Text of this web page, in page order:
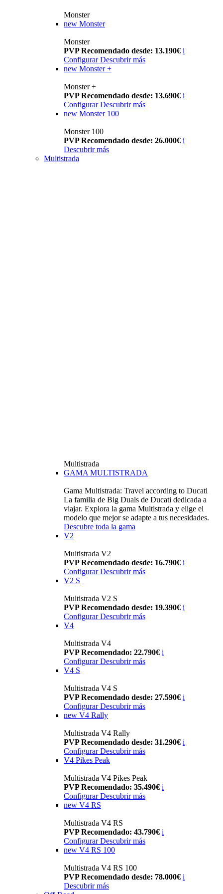
Monster
new Monster
Monster
PVP Recomendado desde: 13.190€ i
Configurar Descubrir más
new Monster +
Monster +
PVP Recomendado desde: 13.690€ i
Configurar Descubrir más
new Monster 100
Monster 100
PVP Recomendado desde: 26.000€ i
Descubrir más
Multistrada
Multistrada
GAMA MULTISTRADA
Gama Multistrada: Travel according to Ducati
La familia de Big Duals de Ducati dedicada a
viajar. Explora la gama Multistrada y elige el
modelo que mejor se adapte a tus necesidades.
Descubre toda la gama
V2
Multistrada V2
PVP Recomendado desde: 16.790€ i
Configurar Descubrir más
V2 S
Multistrada V2 S
PVP Recomendado desde: 19.390€ i
Configurar Descubrir más
V4
Multistrada V4
PVP Recomendado: 22.790€ i
Configurar Descubrir más
V4 S
Multistrada V4 S
PVP Recomendado desde: 27.590€ i
Configurar Descubrir más
new V4 Rally
Multistrada V4 Rally
PVP Recomendado desde: 31.290€ i
Configurar Descubrir más
V4 Pikes Peak
Multistrada V4 Pikes Peak
PVP Recomendado: 35.490€ i
Configurar Descubrir más
new V4 RS
Multistrada V4 RS
PVP Recomendado: 43.790€ i
ConfigurarDescubrir más
new V4 RS 100
Multistrada V4 RS 100
PVP Recomendado desde: 78.000€ i
Descubrir más